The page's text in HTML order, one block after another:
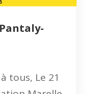
tous, Le 21